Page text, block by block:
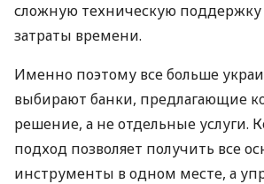
сложную техническую
затраты времени.
Именно поэтому все больше
выбирают банки, предлагающие
решение, а не отдельные услуги.
подход позволяет получить все
инструменты в одном месте, а